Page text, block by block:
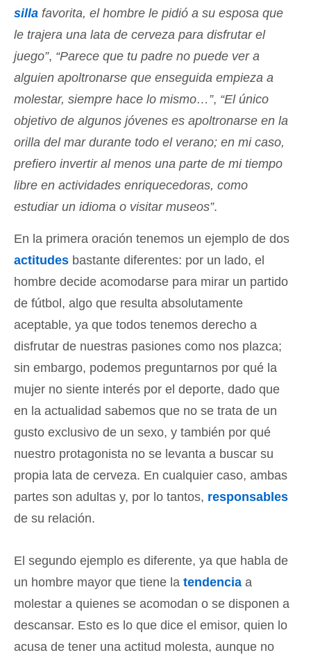
silla favorita, el hombre le pidió a su esposa que
le trajera una lata de cerveza para disfrutar el
juego”, “Parece que tu padre no puede ver a
alguien apoltronarse que enseguida empieza a
molestar, siempre hace lo mismo…”, “El único
objetivo de algunos jóvenes es apoltronarse en la
orilla del mar durante todo el verano; en mi caso,
prefiero invertir al menos una parte de mi tiempo
libre en actividades enriquecedoras, como
estudiar un idioma o visitar museos”.
En la primera oración tenemos un ejemplo de dos
actitudes bastante diferentes: por un lado, el
hombre decide acomodarse para mirar un partido
de fútbol, algo que resulta absolutamente
aceptable, ya que todos tenemos derecho a
disfrutar de nuestras pasiones como nos plazca;
sin embargo, podemos preguntarnos por qué la
mujer no siente interés por el deporte, dado que
en la actualidad sabemos que no se trata de un
gusto exclusivo de un sexo, y también por qué
nuestro protagonista no se levanta a buscar su
propia lata de cerveza. En cualquier caso, ambas
partes son adultas y, por lo tantos, responsables
de su relación.
El segundo ejemplo es diferente, ya que habla de
un hombre mayor que tiene la tendencia a
molestar a quienes se acomodan o se disponen a
descansar. Esto es lo que dice el emisor, quien lo
acusa de tener una actitud molesta, aunque no